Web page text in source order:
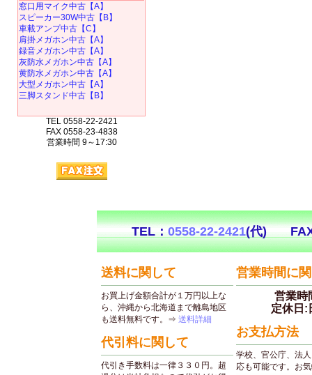
窓口用マイク中古【A】
スピーカー30W中古【B】
車載アンプ中古【C】
肩掛メガホン中古【A】
録音メガホン中古【A】
灰防水メガホン中古【A】
黄防水メガホン中古【A】
大型メガホン中古【A】
三脚スタンド中古【B】
TEL 0558-22-2421
FAX 0558-23-4838
営業時間 9～17:30